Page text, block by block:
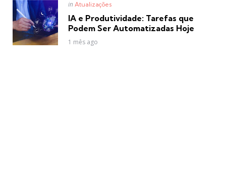
Posted
in Atualizações
IA e Produtividade: Tarefas que
Podem Ser Automatizadas Hoje
1 mês ago